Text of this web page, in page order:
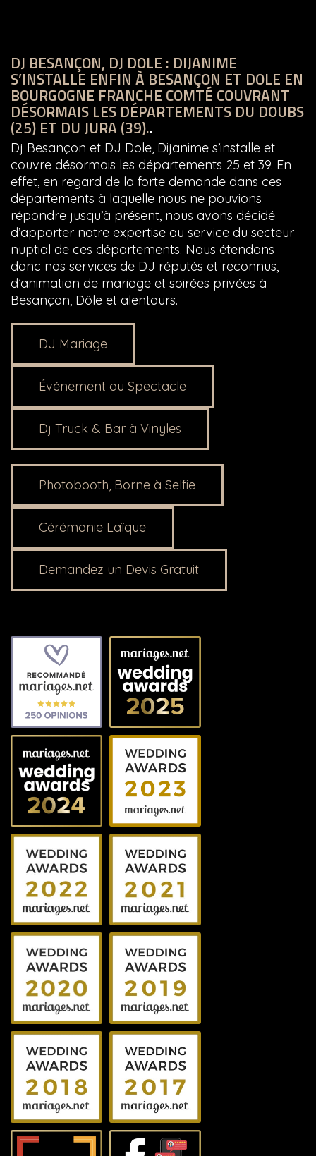
DJ BESANÇON, DJ DOLE : DIJANIME
S’INSTALLE ENFIN À BESANÇON ET DOLE EN
BOURGOGNE FRANCHE COMTÉ COUVRANT
DÉSORMAIS LES DÉPARTEMENTS DU DOUBS
(25) ET DU JURA (39)..
Dj Besançon et DJ Dole, Dijanime s’installe et
couvre désormais les départements 25 et 39. En
effet, en regard de la forte demande dans ces
départements à laquelle nous ne pouvions
répondre jusqu’à présent, nous avons décidé
d’apporter notre expertise au service du secteur
nuptial de ces départements. Nous étendons
donc nos services de DJ réputés et reconnus,
d’animation de mariage et soirées privées à
Besançon, Dôle et alentours.
DJ Mariage
Événement ou Spectacle
Dj Truck & Bar à Vinyles
Photobooth, Borne à Selfie
Cérémonie Laïque
Demandez un Devis Gratuit